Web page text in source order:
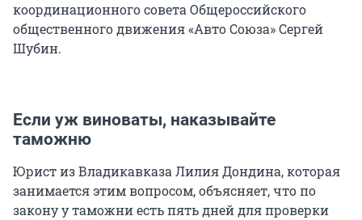
координационного совета Общероссийского
общественного движения «Авто Союза» Сергей
Шубин.
Если уж виноваты, наказывайте
таможню
Юрист из Владикавказа Лилия Дондина, которая
занимается этим вопросом, объясняет, что по
закону у таможни есть пять дней для проверки